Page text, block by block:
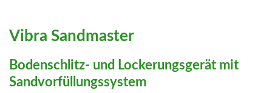
Vibra Sandmaster
Bodenschlitz- und Lockerungsgerät mit
Sandvorfüllungssystem